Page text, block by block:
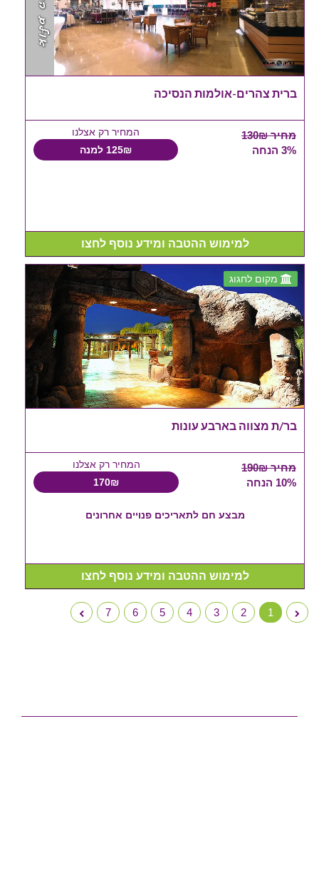
ברית צהרים-אולמות הנסיכה
מחיר 130₪
3% הנחה
המחיר רק אצלנו
125₪ למנה
למימוש ההטבה ומידע נוסף לחצו
מקום לחגוג
בר/ת מצווה בארבע עונות
מחיר 190₪
10% הנחה
המחיר רק אצלנו
170₪
מבצע חם לתאריכים פנויים אחרונים
למימוש ההטבה ומידע נוסף לחצו
1
2
3
4
5
6
7